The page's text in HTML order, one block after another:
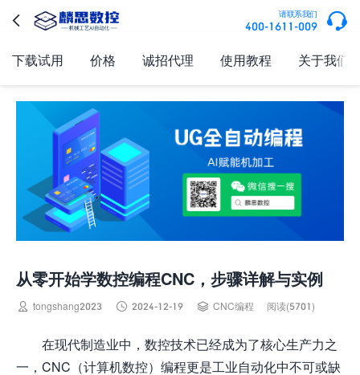
 请联系我们
400-1611-009 
下载试用 价格 诚招代理 使用教程 关于我们
从零开始学数控编程CNC，步骤详解与实例
 tongshang2023  2024-12-19  CNC编程 阅读(5701)
在现代制造业中，数控技术已经成为了核心生产力之
一，CNC（计算机数控）编程更是工业自动化中不可或缺